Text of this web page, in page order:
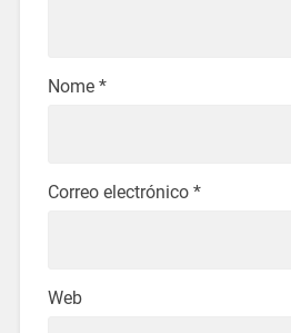
Nome *
Correo electrónico *
Web